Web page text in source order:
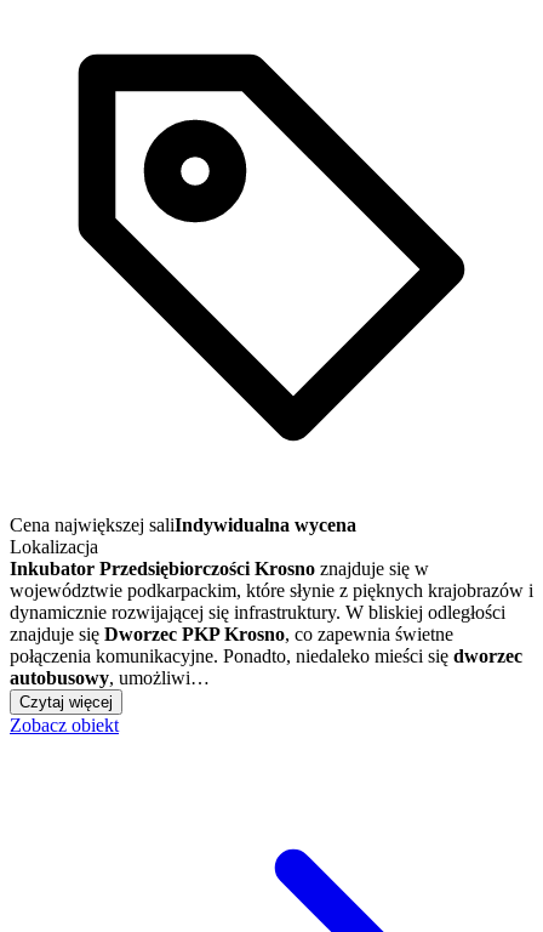
Cena największej saliIndywidualna wycena
Lokalizacja
Inkubator Przedsiębiorczości Krosno znajduje się w
województwie podkarpackim, które słynie z pięknych krajobrazów i
dynamicznie rozwijającej się infrastruktury. W bliskiej odległości
znajduje się Dworzec PKP Krosno, co zapewnia świetne
połączenia komunikacyjne. Ponadto, niedaleko mieści się dworzec
autobusowy, umożliwi…
Czytaj więcej
Zobacz obiekt